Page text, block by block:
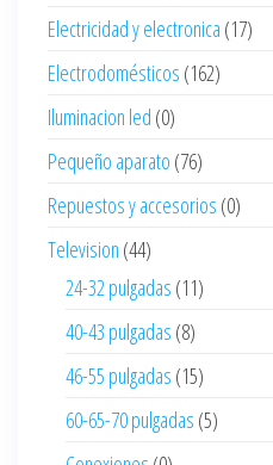
Electricidad y electronica (17)
Electrodomésticos (162)
Iluminacion led (0)
Pequeño aparato (76)
Repuestos y accesorios (0)
Television (44)
24-32 pulgadas (11)
40-43 pulgadas (8)
46-55 pulgadas (15)
60-65-70 pulgadas (5)